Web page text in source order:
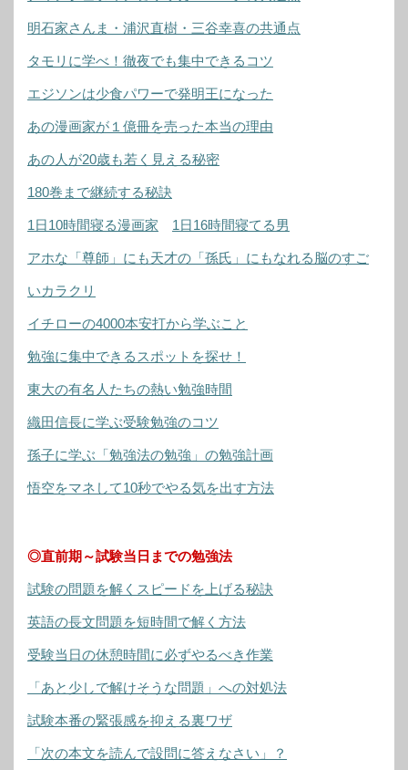
明石家さんま・浦沢直樹・三谷幸喜の共通点
タモリに学べ！徹夜でも集中できるコツ
エジソンは少食パワーで発明王になった
あの漫画家が１億冊を売った本当の理由
あの人が20歳も若く見える秘密
180巻まで継続する秘訣
1日10時間寝る漫画家 1日16時間寝てる男
アホな「尊師」にも天才の「孫氏」にもなれる脳のすご
いカラクリ
イチローの4000本安打から学ぶこと
勉強に集中できるスポットを探せ！
東大の有名人たちの熱い勉強時間
織田信長に学ぶ受験勉強のコツ
孫子に学ぶ「勉強法の勉強」の勉強計画
悟空をマネして10秒でやる気を出す方法
◎直前期～試験当日までの勉強法
試験の問題を解くスピードを上げる秘訣
英語の長文問題を短時間で解く方法
受験当日の休憩時間に必ずやるべき作業
「あと少しで解けそうな問題」への対処法
試験本番の緊張感を抑える裏ワザ
「次の本文を読んで設問に答えなさい」？